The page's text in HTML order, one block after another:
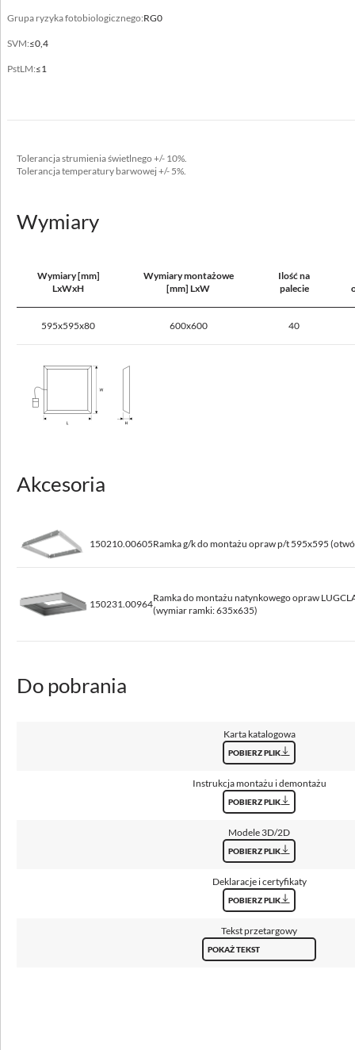
Grupa ryzyka fotobiologicznego:RG0
SVM:≤0,4
PstLM:≤1
Tolerancja strumienia świetlnego +/- 10%.
Tolerancja temperatury barwowej +/- 5%.
Wymiary
Wymiary [mm]
LxWxH
Wymiary montażowe
[mm] LxW
Ilość na
palecie
595x595x80 600x600 40
Akcesoria
150210.00605Ramka g/k do montażu opraw p/t 595x595
150231.00964
Ramka do montażu natynkowego opraw
(wymiar ramki: 635x635)
Do pobrania
Karta katalogowa
POBIERZ PLIK
Instrukcja montażu i demontażu
POBIERZ PLIK
Modele 3D/2D
POBIERZ PLIK
Deklaracje i certyfikaty
POBIERZ PLIK
Tekst przetargowy
POKAŻ TEKST
600x600, 625x625
Nie okrywać materiałem termoizolacyjnym
tak
Zasilanie
Zawiera źródło światła
Moc oprawy [W]
Prąd wyjściowy [mA]
1050
ED, DALI
Źródło światła
Maksymalna ilość opraw w obwodzie dla bezpiecznika 10A (B)
12 - 25
Maksymalna ilość opraw w obwodzie dla bezpiecznika 16A (B)
20 - 40